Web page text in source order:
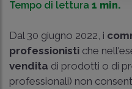
Tempo di lettura 1 min.
Dal 30 giugno 2022, i
professionisti che
vendita di prodotti o di
professionali) non